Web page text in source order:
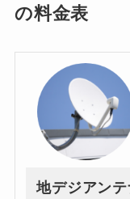
の料金表
地デジアンテ